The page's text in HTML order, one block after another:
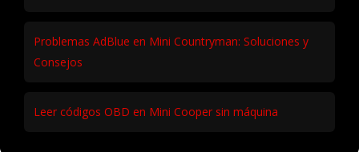
Problemas AdBlue en Mini Countryman: Soluciones y
Consejos
Leer códigos OBD en Mini Cooper sin máquina